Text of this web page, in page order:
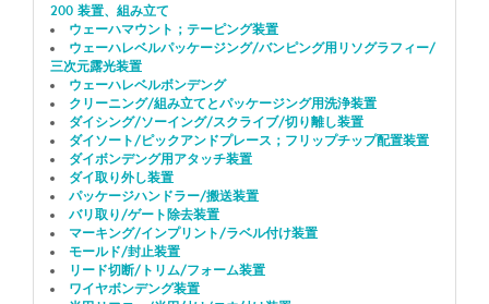
200 装置、組み立て
ウェーハマウント；テーピング装置
ウェーハレベルパッケージング/バンピング用リソグラフィー/
三次元露光装置
ウェーハレベルボンデング
クリーニング/組み立てとパッケージング用洗浄装置
ダイシング/ソーイング/スクライブ/切り離し装置
ダイソート/ピックアンドプレース；フリップチップ配置装置
ダイボンデング用アタッチ装置
ダイ取り外し装置
パッケージハンドラー/搬送装置
バリ取り/ゲート除去装置
マーキング/インプリント/ラベル付け装置
モールド/封止装置
リード切断/トリム/フォーム装置
ワイヤボンデング装置